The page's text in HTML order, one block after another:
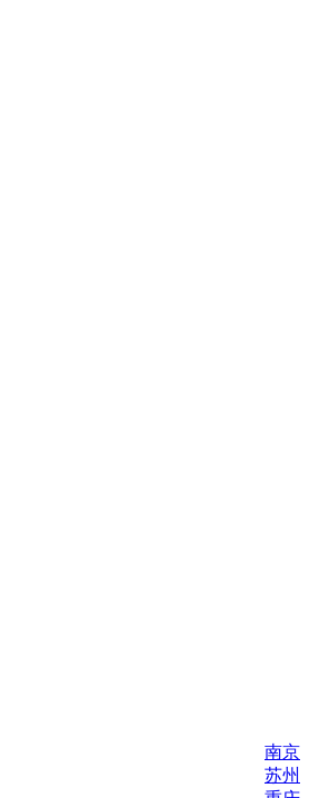
南京
苏州